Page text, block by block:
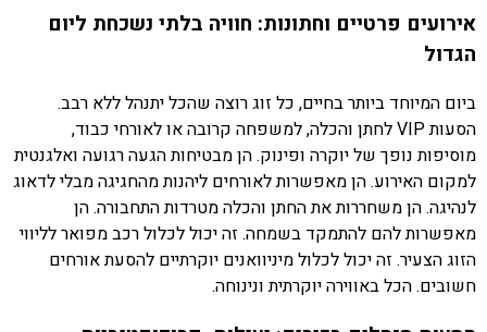
אירועים פרטיים וחתונות: חוויה בלתי נשכחת ליום
הגדול
ביום המיוחד ביותר בחיים, כל זוג רוצה שהכל יתנהל ללא רבב.
הסעות VIP לחתן והכלה, למשפחה קרובה או לאורחי כבוד,
מוסיפות נופך של יוקרה ופינוק. הן מבטיחות הגעה רגועה ואלגנטית
למקום האירוע. הן מאפשרות לאורחים ליהנות מהחגיגה מבלי לדאוג
לנהיגה. הן משחררות את החתן והכלה מטרדות התחבורה. הן
מאפשרות להם להתמקד בשמחה. זה יכול לכלול רכב מפואר לליווי
הזוג הצעיר. זה יכול לכלול מיניוואנים יוקרתיים להסעת אורחים
חשובים. הכל באווירה יוקרתית ונינוחה.